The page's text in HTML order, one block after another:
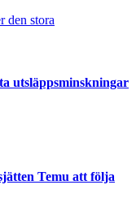
den stora
utsläppsminskningar
Temu att följa